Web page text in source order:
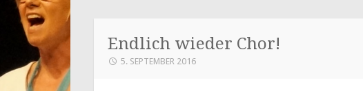
Endlich wieder Chor!
5. SEPTEMBER 2016